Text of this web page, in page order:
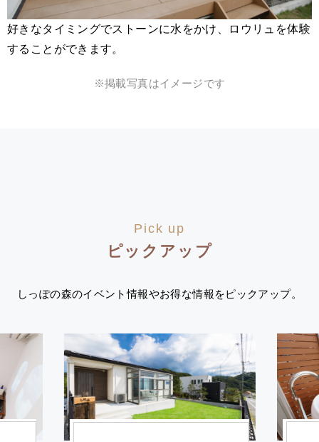
好きなタイミングでストーンに水をかけ、ロウリュを体験
することができます。
※掲載写真はイメージです
Pick up
ピックアップ
しっぽの森のイベント情報やお得な情報をピックアップ。